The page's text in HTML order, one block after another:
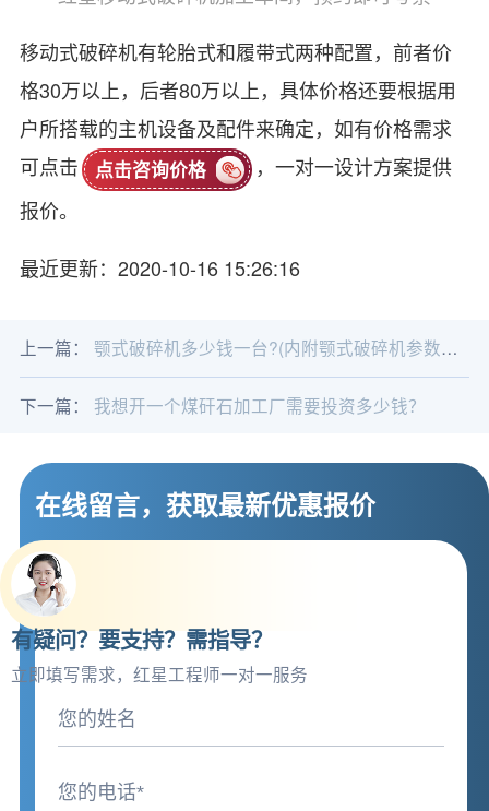
移动式破碎机有轮胎式和履带式两种配置，前者价
格30万以上，后者80万以上，具体价格还要根据用
户所搭载的主机设备及配件来确定，如有价格需求
可点击
点击咨询价格
，一对一设计方案提供
报价。
最近更新：2020-10-16 15:26:16
上一篇： 颚式破碎机多少钱一台?(内附颚式破碎机参数及视频)
下一篇： 我想开一个煤矸石加工厂需要投资多少钱？
在线留言，获取最新优惠报价
有疑问？要支持？需指导？
立即填写需求，红星工程师一对一服务